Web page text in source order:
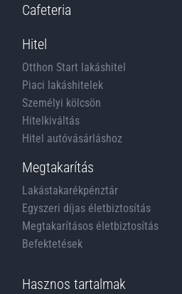
Cafeteria
Hitel
Otthon Start lakáshitel
Piaci lakáshitelek
Személyi kölcsön
Hitelkiváltás
Hitel autóvásárláshoz
Megtakarítás
Lakástakarékpénztár
Egyszeri díjas életbiztosítás
Megtakarításos életbiztosítás
Befektetések
Hasznos tartalmak